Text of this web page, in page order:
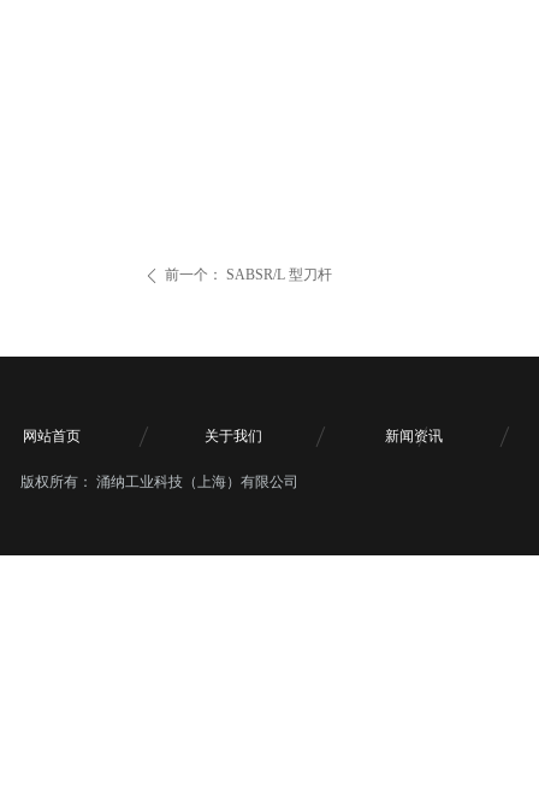
ꄴ 前一个： SABSR/L 型刀杆
网站首页 关于我们 新闻资讯
版权所有： 涌纳工业科技（上海）有限公司